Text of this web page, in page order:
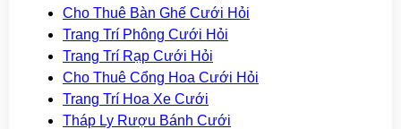
Cho Thuê Bàn Ghế Cưới Hỏi
Trang Trí Phông Cưới Hỏi
Trang Trí Rạp Cưới Hỏi
Cho Thuê Cổng Hoa Cưới Hỏi
Trang Trí Hoa Xe Cưới
Tháp Ly Rượu Bánh Cưới